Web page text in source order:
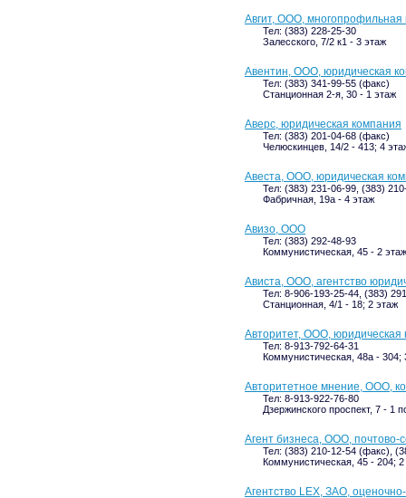
Авгит, ООО, многопрофильная
Тел: (383) 228-25-30
Залесского, 7/2 к1 - 3 этаж
Авентин, ООО, юридическая
Тел: (383) 341-99-55 (факс)
Станционная 2-я, 30 - 1 этаж
Аверс, юридическая компания
Тел: (383) 201-04-68 (факс)
Челюскинцев, 14/2 - 413; 4
Авеста, ООО, юридическая
Тел: (383) 231-06-99, (383)
Фабричная, 19а - 4 этаж
Авизо, ООО
Тел: (383) 292-48-93
Коммунистическая, 45 - 2 этаж
Ависта, ООО, агентство
Тел: 8-906-193-25-44, (383)
Станционная, 4/1 - 18; 2 этаж
Авторитет, ООО, юридическая
Тел: 8-913-792-64-31
Коммунистическая, 48а - 304;
Авторитетное мнение, ООО,
Тел: 8-913-922-76-80
Дзержинского проспект, 7 - 1
Агент бизнеса, ООО, почтово-
Тел: (383) 210-12-54 (факс),
Коммунистическая, 45 - 204; 2
Агентство LEX, ЗАО,